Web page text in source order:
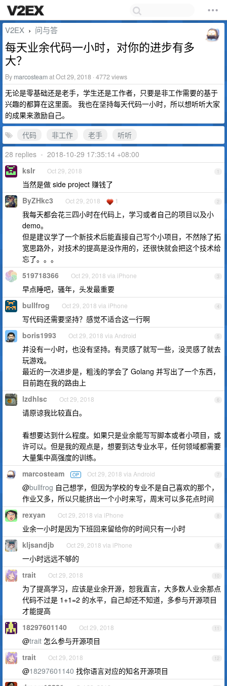
V2EX › 问与答
每天业余代码一小时，对你的进步有多
大？
By marcosteamat Oct 29, 2018 · 4772 views
无论是零基础还是老手，学生还是工作者，只要是非工作需要的基于
兴趣的都算在这里面。 我也在坚持每天代码一小时，所以想听听大家
的成果来激励自己。
代码
非工作 老手
听听
28 replies • 2018-10-29 17:35:14 +08:00
1
kslr Oct 29, 2018
当然是做 side project 赚钱了
2
ByZHkc3 Oct 29, 2018 1
我每天都会花三四小时在代码上，学习或者自己的项目以及小
demo。
但是建议学了一个新技术后能直接自己写个小项目，不然除了拓
宽思路外，对技术的提高是没作用的，还很快就会把这个技术给
忘了。。。
3
519718366 Oct 29, 2018 via iPhone
早点睡吧，骚年，头发最重要
4
bullfrog Oct 29, 2018 via iPhone
写代码还需要坚持？感觉不适合这一行啊
5
boris1993 Oct 29, 2018 via Android
并没有一小时，也没有坚持。有灵感了就写一些，没灵感了就去
玩游戏。
最近的一次进步是，粗浅的学会了 Golang 并写出了一个东西，
目前跑在我的路由上
6
lzdhlsc Oct 29, 2018
请原谅我比较直白。
看想要达到什么程度。如果只是业余能写写脚本或者小项目，或
许可以。但是我的观点是，想要到达专业水平，任何领域都需要
大量集中高强度的训练。
7
marcosteam OP Oct 29, 2018 via Android
@bullfrog 自己想学，但因为学校的专业不是自己喜欢的那个，
作业又多，所以只能挤出一个小时来写，周末可以多花点时间
8
rexyan Oct 29, 2018 via iPhone
业余一小时是因为下班回来留给你的时间只有一小时
9
kljsandjb Oct 29, 2018 via iPhone
一小时远远不够的
10
trait Oct 29, 2018
为了提高学习，应该是业余开源，恕我直言，大多数人业余那点
代码不过是 1+1=2 的水平，自己却还不知道，多参与开源项目
才能提高
11
18297601140 Oct 29, 2018
@trait 怎么参与开源项目
12
trait Oct 29, 2018
@18297601140 找你语言对应的知名开源项目